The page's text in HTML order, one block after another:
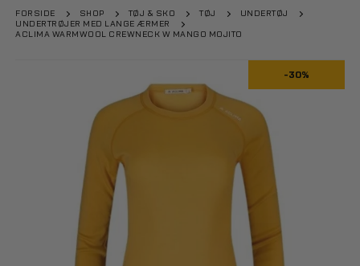
FORSIDE SHOP TØJ & SKO TØJ
UNDERTØJ
UNDERTRØJER MED LANGE ÆRMER
ACLIMA WARMWOOL CREWNECK W MANGO MOJITO
-30%